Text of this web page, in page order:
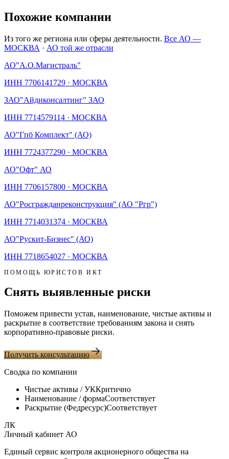
Похожие компании
Из того же региона или сферы деятельности. Все АО —
МОСКВА · АО той же отрасли
АО"А.О.Магистраль"
ИНН 7706141729 · МОСКВА
ЗАО"Айдиконсалтинг" ЗАО
ИНН 7714579114 · МОСКВА
АО"Гпб Комплект" (АО)
ИНН 7724377290 · МОСКВА
АО"Офт" АО
ИНН 7706157800 · МОСКВА
АО"Росгражданреконструкция" (АО "Ргр")
ИНН 7714031374 · МОСКВА
АО"Рускит-Бизнес" (АО)
ИНН 7718654027 · МОСКВА
ПОМОЩЬ ЮРИСТОВ ИКТ
Снять выявленные риски
Поможем привести устав, наименование, чистые активы и
раскрытие в соответствие требованиям закона и снять
корпоративно-правовые риски.
Получить консультацию
Сводка по компании
Чистые активы / УККритично
Наименование / формаСоответствует
Раскрытие (Федресурс)Соответствует
ЛК
Личный кабинет АО
Единый сервис контроля акционерного общества на